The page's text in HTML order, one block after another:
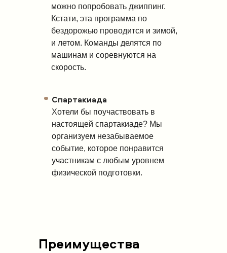
можно попробовать джиппинг.
Кстати, эта программа по
бездорожью проводится и зимой,
и летом. Команды делятся по
машинам и соревнуются на
скорость.
Спартакиада
Хотели бы поучаствовать в
настоящей спартакиаде? Мы
организуем незабываемое
событие, которое понравится
участникам с любым уровнем
физической подготовки.
Преимущества